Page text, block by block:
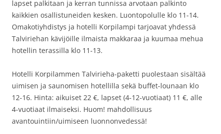
lapset palkitaan ja kerran tunnissa arvotaan palkinto
kaikkien osallistuneiden kesken. Luontopolulle klo 11-14.
Omakotiyhdistys ja hotelli Korpilampi tarjoavat yhdessä
Talviriehan kävijöille ilmaista makkaraa ja kuumaa mehua
hotellin terassilla klo 11-13.
Hotelli Korpilammen Talvirieha-paketti puolestaan sisältää
uimisen ja saunomisen hotellilla sekä buffet-lounaan klo
12-16. Hinta: aikuiset 22 €, lapset (4-12-vuotiaat) 11 €, alle
4-vuotiaat ilmaiseksi. Huom! mahdollisuus
avantouintiin/uimiseen luonnonvedessä!